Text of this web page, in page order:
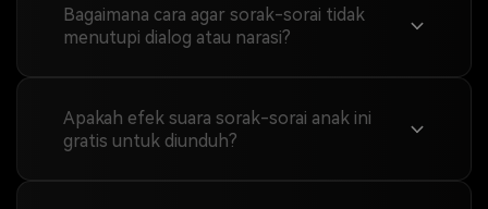
Bagaimana cara agar sorak-sorai tidak
menutupi dialog atau narasi?
Apakah efek suara sorak-sorai anak ini
gratis untuk diunduh?